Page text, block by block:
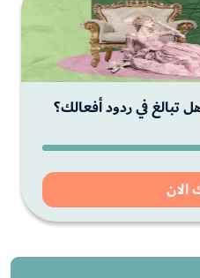
تبالغ في ردود أفعالك؟